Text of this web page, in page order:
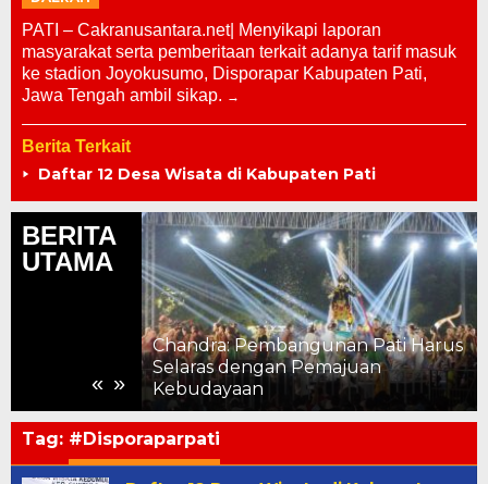
PATI – Cakranusantara.net| Menyikapi laporan
masyarakat serta pemberitaan terkait adanya tarif masuk
ke stadion Joyokusumo, Disporapar Kabupaten Pati,
Jawa Tengah ambil sikap.
Berita Terkait
Daftar 12 Desa Wisata di Kabupaten Pati
BERITA
UTAMA
« »
Chandra: Pembangunan Pati Harus
Selaras dengan Pemajuan
Kebudayaan
Tag: #Disporaparpati